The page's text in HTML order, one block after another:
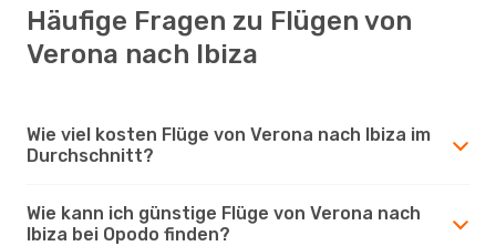
Häufige Fragen zu Flügen von
Verona nach Ibiza
Wie viel kosten Flüge von Verona nach Ibiza im
Durchschnitt?
Wie kann ich günstige Flüge von Verona nach
Ibiza bei Opodo finden?